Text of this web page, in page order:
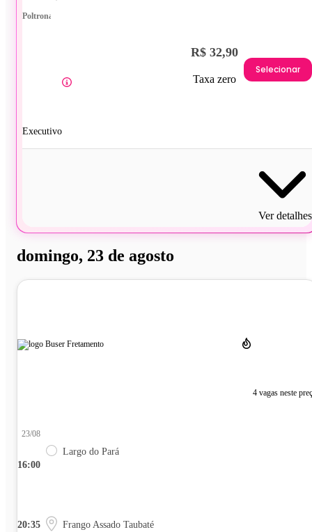
Poltrona
Executivo
R$ 32,90
Taxa zero
Selecionar
Ver detalhes
domingo, 23 de agosto
4 vagas neste
16:00
23/08
Largo do Pará
20:35 Frango Assado Taubaté